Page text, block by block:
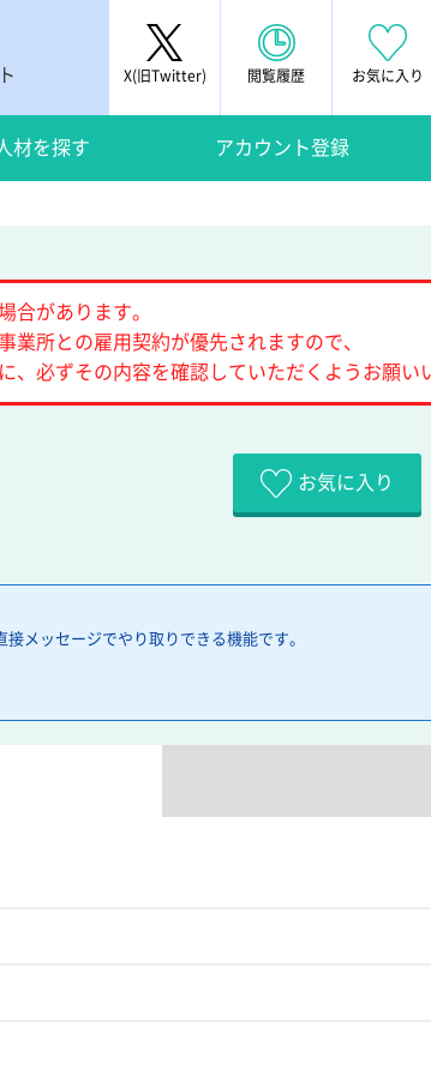
X(旧Twitter) 閲覧履歴 お気に入り
人材を探す アカウント登録
合があります。
所との雇用契約が優先されますので、
、必ずその内容を確認していただくようお願い
お気に入り
メッセージでやり取りできる機能です。